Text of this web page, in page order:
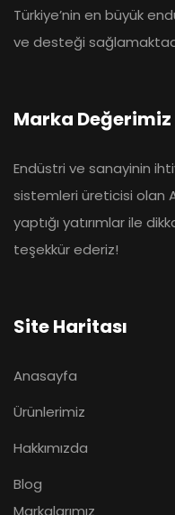
Türkiye’nin en büyük
ve desteği
Marka Değerimiz
Endüstri ve sanayinin
sistemleri üreticisi olan
yaptığı yatırımlar ile
teşekkür ederiz!
Site Haritası
Anasayfa
Ürünlerimiz
Hakkımızda
Blog
Markalarımız